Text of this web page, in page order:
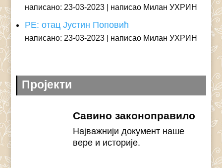
написано: 23-03-2023 написао Милан УХРИН
РЕ: отац Јустин Поповић
написано: 23-03-2023 написао Милан УХРИН
Пројекти
Савино законоправило
Најважнији документ наше
вере и историје.